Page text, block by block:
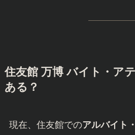
住友館 万博 バイト・ア
ある？
現在、住友館でのアルバイト